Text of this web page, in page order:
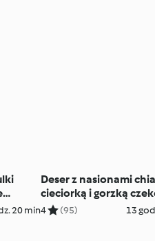
20 min
Deser z nasionami
cieciorką i gorzką
4 (95) 13